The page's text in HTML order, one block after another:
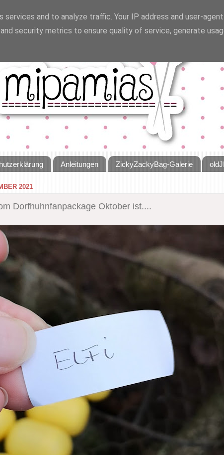
Anleitungen ZickyZackyBag-Galerie
2021
Dorfhuhnfanpackage Oktober ist....
and to analyze traffic. Your IP address and user-agent
security metrics to ensure quality of service, generate